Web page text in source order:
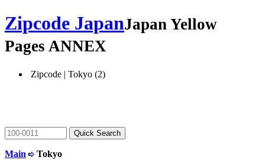
Zipcode JapanJapan Yellow
Pages ANNEX
Zipcode | Tokyo (2)
Main
Tokyo